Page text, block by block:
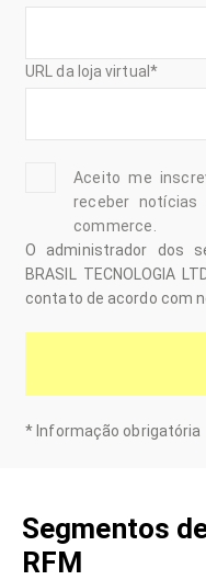
URL da loja virtual*
Aceito me
receber
commerce.
O administrador dos
BRASIL TECNOLOGIA
contato de acordo com
*Informação obrigatória
Segmentos
RFM